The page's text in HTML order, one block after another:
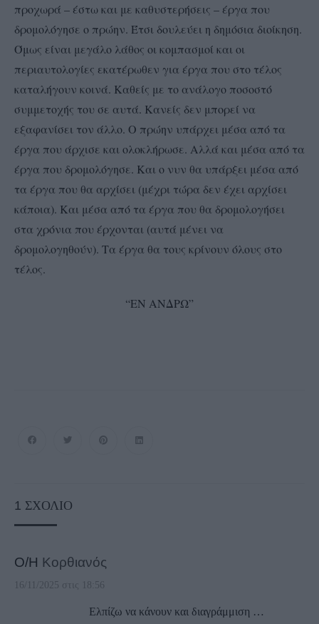
προχωρά – έστω και με καθυστερήσεις – έργα που
δρομολόγησε ο πρώην. Έτσι δουλεύει η δημόσια διοίκηση.
Όμως είναι μεγάλο λάθος οι κομπασμοί και οι
περιαυτολογίες εκατέρωθεν για έργα που στο τέλος
καταλήγουν κοινά. Καθείς με το ανάλογο ποσοστό
συμμετοχής του σε αυτά. Κανείς δεν μπορεί να
εξαφανίσει τον άλλο. Ο πρώην υπάρχει μέσα από τα
έργα που άρχισε και ολοκλήρωσε. Αλλά και μέσα από τα
έργα που δρομολόγησε. Και ο νυν θα υπάρξει μέσα από
τα έργα που θα αρχίσει (μέχρι τώρα δεν έχει αρχίσει
κάποια). Και μέσα από τα έργα που θα δρομολογήσει
στα χρόνια που έρχονται (αυτά μένει να
δρομολογηθούν). Τα έργα θα τους κρίνουν όλους στο
τέλος.
“ΕΝ ΑΝΔΡΩ”
1 ΣΧΌΛΙΟ
Ο/Η Κορθιανός
16/11/2025 στις 18:56
Ελπίζω να κάνουν και διαγράμμιση …